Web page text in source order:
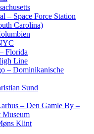
– Space Force Station
Carolina)
Florida
Line
– Dominikanische
Sund
– Den Gamle By –
Museum
Klint